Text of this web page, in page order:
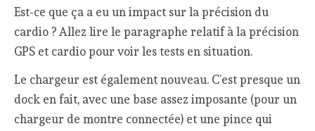
Est-ce que ça a eu un impact sur la précision du
cardio ? Allez lire le paragraphe relatif à la précision
GPS et cardio pour voir les tests en situation.
Le chargeur est également nouveau. C’est presque un
dock en fait, avec une base assez imposante (pour un
chargeur de montre connectée) et une pince qui